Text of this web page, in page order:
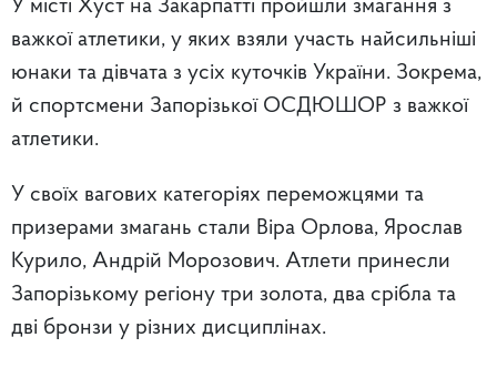
У місті Хуст на Закарпатті пройшли змагання з
важкої атлетики, у яких взяли участь найсильніші
юнаки та дівчата з усіх куточків України. Зокрема,
й спортсмени Запорізької ОСДЮШОР з важкої
атлетики.
У своїх вагових категоріях переможцями та
призерами змагань стали Віра Орлова, Ярослав
Курило, Андрій Морозович. Атлети принесли
Запорізькому регіону три золота, два срібла та
дві бронзи у різних дисциплінах.